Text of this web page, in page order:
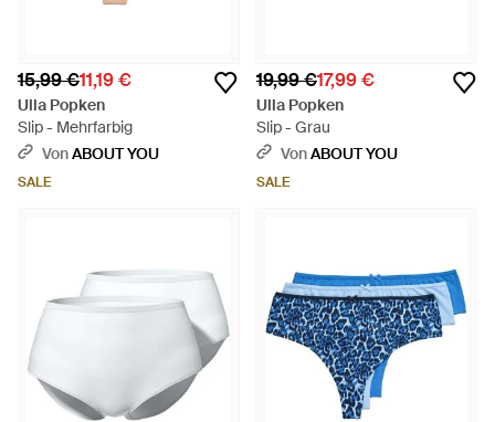
15,99 €11,19 €
Ulla Popken
Slip - Mehrfarbig
VonABOUT YOU
SALE
19,99 €17,99 €
Ulla Popken
Slip - Grau
VonABOUT YOU
SALE